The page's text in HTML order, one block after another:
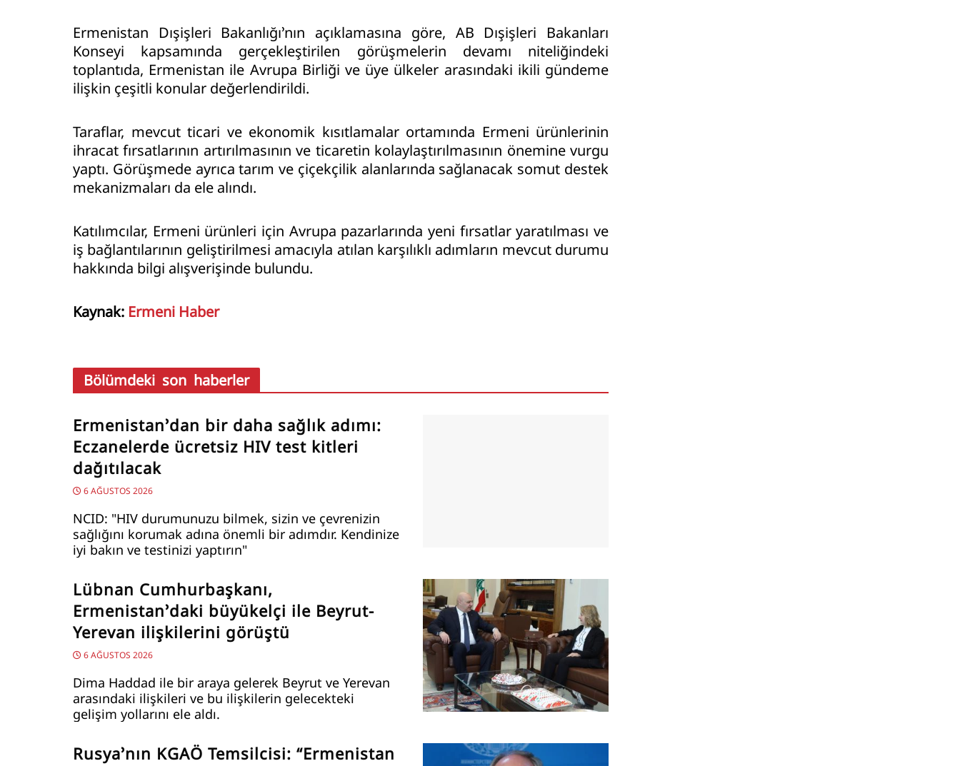
Ermenistan Dışişleri Bakanlığı’nın açıklamasına göre, AB Dışişleri Bakanları
Konseyi kapsamında gerçekleştirilen görüşmelerin devamı niteliğindeki
toplantıda, Ermenistan ile Avrupa Birliği ve üye ülkeler arasındaki ikili gündeme
ilişkin çeşitli konular değerlendirildi.
Taraflar, mevcut ticari ve ekonomik kısıtlamalar ortamında Ermeni ürünlerinin
ihracat fırsatlarının artırılmasının ve ticaretin kolaylaştırılmasının önemine vurgu
yaptı. Görüşmede ayrıca tarım ve çiçekçilik alanlarında sağlanacak somut destek
mekanizmaları da ele alındı.
Katılımcılar, Ermeni ürünleri için Avrupa pazarlarında yeni fırsatlar yaratılması ve
iş bağlantılarının geliştirilmesi amacıyla atılan karşılıklı adımların mevcut durumu
hakkında bilgi alışverişinde bulundu.
Kaynak: Ermeni Haber
Bölümdeki son haberler
Ermenistan’dan bir daha sağlık adımı:
Eczanelerde ücretsiz HIV test kitleri
dağıtılacak
6 AĞUSTOS 2026
NCID: "HIV durumunuzu bilmek, sizin ve çevrenizin
sağlığını korumak adına önemli bir adımdır. Kendinize
iyi bakın ve testinizi yaptırın"
Lübnan Cumhurbaşkanı,
Ermenistan’daki büyükelçi ile Beyrut-
Yerevan ilişkilerini görüştü
6 AĞUSTOS 2026
Dima Haddad ile bir araya gelerek Beyrut ve Yerevan
arasındaki ilişkileri ve bu ilişkilerin gelecekteki
gelişim yollarını ele aldı.
Rusya’nın KGAÖ Temsilcisi: “Ermenistan